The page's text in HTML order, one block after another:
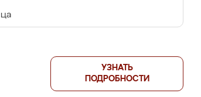
УЗНАТЬ
ПОДРОБНОСТИ